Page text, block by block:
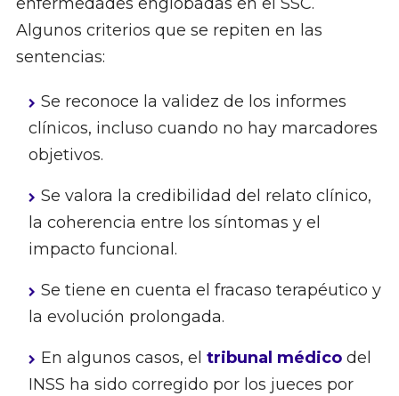
Algunos criterios que se repiten en las
sentencias:
Se reconoce la validez de los informes
clínicos, incluso cuando no hay marcadores
objetivos.
Se valora la credibilidad del relato clínico,
la coherencia entre los síntomas y el
impacto funcional.
Se tiene en cuenta el fracaso terapéutico y
la evolución prolongada.
En algunos casos, el tribunal médicodel
INSS ha sido corregido por los jueces por